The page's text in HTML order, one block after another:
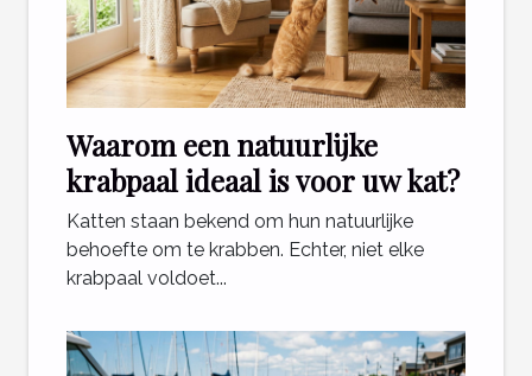
Waarom een natuurlijke
krabpaal ideaal is voor uw kat?
Katten staan bekend om hun natuurlijke
behoefte om te krabben. Echter, niet elke
krabpaal voldoet...